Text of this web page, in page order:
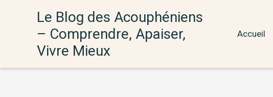
Le Blog des Acouphéniens
– Comprendre, Apaiser,
Vivre Mieux
Accueil